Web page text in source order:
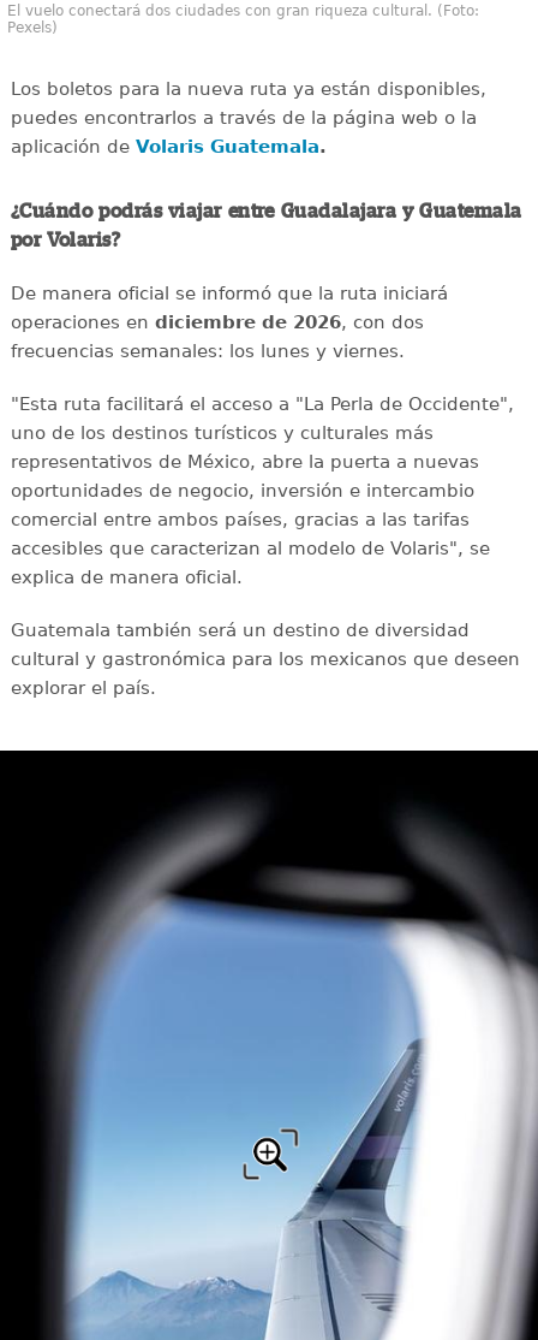
El vuelo conectará dos ciudades con gran riqueza cultural. (Foto:
Pexels)
Los boletos para la nueva ruta ya están disponibles,
puedes encontrarlos a través de la página web o la
aplicación deVolaris Guatemala.
¿Cuándo podrás viajar entre Guadalajara y Guatemala
por Volaris?
De manera oficial se informó que la ruta iniciará
operaciones en diciembre de 2026, con dos
frecuencias semanales: los lunes y viernes.
"Esta ruta facilitará el acceso a "La Perla de Occidente",
uno de los destinos turísticos y culturales más
representativos de México, abre la puerta a nuevas
oportunidades de negocio, inversión e intercambio
comercial entre ambos países, gracias a las tarifas
accesibles que caracterizan al modelo de Volaris", se
explica de manera oficial.
Guatemala también será un destino de diversidad
cultural y gastronómica para los mexicanos que deseen
explorar el país.